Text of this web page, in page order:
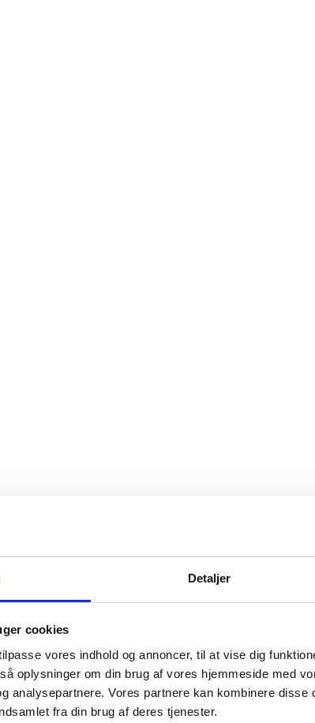
Detaljer
cookies
vores indhold og annoncer, til at vise dig
oplysninger om din brug af vores hjemmeside med
analysepartnere. Vores partnere kan kombinere disse
fra din brug af deres tjenester.